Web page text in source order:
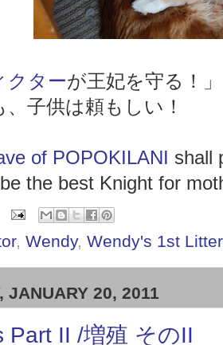
クターが王妃を守る！」
、子供は頼もしい！
of POPOKILANI shall
the best Knight for
, Wendy, Wendy's 1st Litter
JANUARY 20, 2011
Part II /増殖 そのII